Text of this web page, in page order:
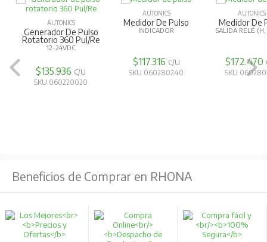
AUTONICS
Generador De Pulso
Rotatorio 360 Pul/Re
12-24VDC
$135.936 C/U
SKU 060220020
AUTONICS
Medidor De Pulso
INDICADOR
$117.316 C/U
SKU 060280240
AUTONICS
Medidor De
SALIDA RELÉ
$172.470
SKU
Beneficios de Comprar en RHONA